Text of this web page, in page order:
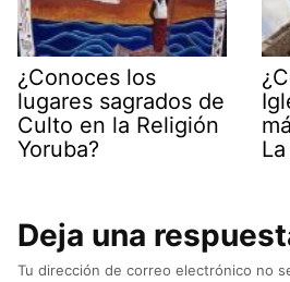
¿Conoces los
lugares sagrados de
Culto en la Religión
Yoruba?
Deja una
Tu dirección de correo electrónico no